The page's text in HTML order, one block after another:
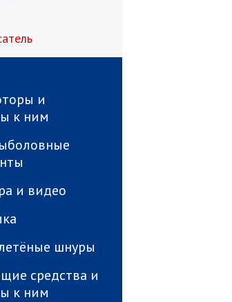
и
к ним
и видео
шнуры
средства и
к ним